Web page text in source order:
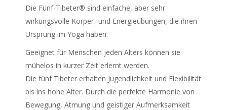
Die Fünf-Tibeter® sind einfache, aber sehr
wirkungsvolle Körper- und Energieübungen, die ihren
Ursprung im Yoga haben.
Geeignet für Menschen jeden Alters können sie
mühelos in kurzer Zeit erlernt werden.
Die fünf Tibeter erhalten Jugendlichkeit und Flexibilität
bis ins hohe Alter. Durch die perfekte Harmonie von
Bewegung, Atmung und geistiger Aufmerksamkeit